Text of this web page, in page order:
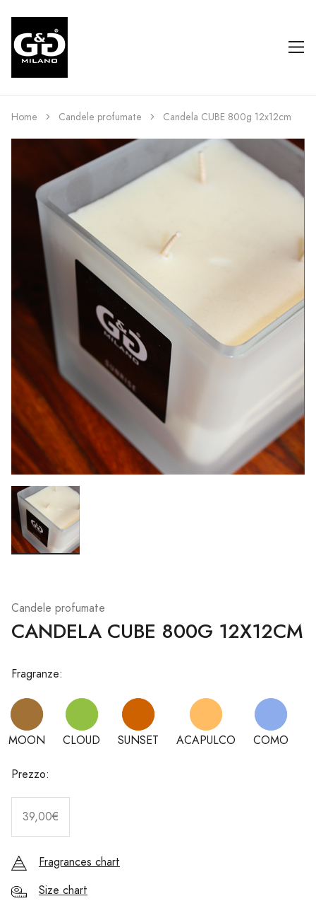
Home Candele profumate Candela CUBE 800g 12x12cm
Candele profumate
CANDELA CUBE 800G 12X12CM
Fragranze:
MOON CLOUD SUNSET ACAPULCO COMO
Prezzo:
39,00€
Fragrances chart
Size chart